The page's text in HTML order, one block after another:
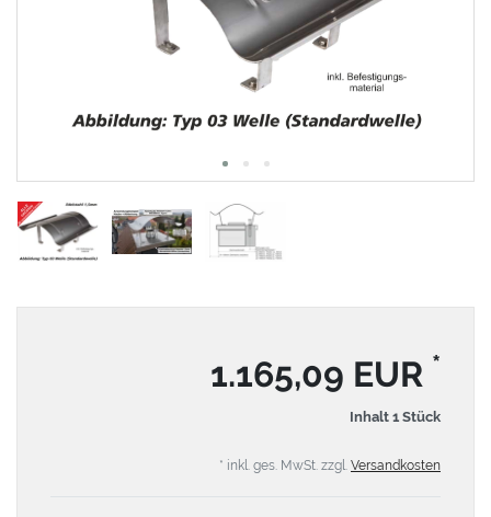
1.165,09 EUR *
Inhalt 1 Stück
* inkl. ges. MwSt. zzgl. Versandkosten